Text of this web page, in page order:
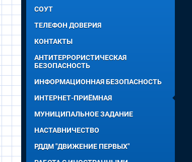
СОУТ
ТЕЛЕФОН ДОВЕРИЯ
КОНТАКТЫ
АНТИТЕРРОРИСТИЧЕСКАЯ
БЕЗОПАСНОСТЬ
ИНФОРМАЦИОННАЯ БЕЗОПАСНОСТЬ
ИНТЕРНЕТ-ПРИЁМНАЯ
МУНИЦИПАЛЬНОЕ ЗАДАНИЕ
НАСТАВНИЧЕСТВО
РДДМ "ДВИЖЕНИЕ ПЕРВЫХ"